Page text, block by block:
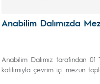
Anabilim Dalımızda
Anabilim Dalımız tarafından 01
katılımıyla çevrim içi mezun